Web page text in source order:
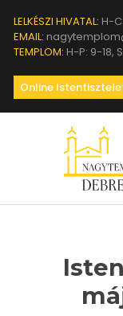
LELKÉSZI HIVATAL: H-
EMAIL:
TEMPLOM: H-P: 9-18,
Online